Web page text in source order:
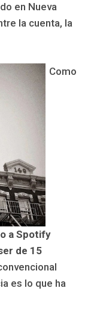
en Nueva
la cuenta, la
Como
a Spotify
de 15
es lo que ha